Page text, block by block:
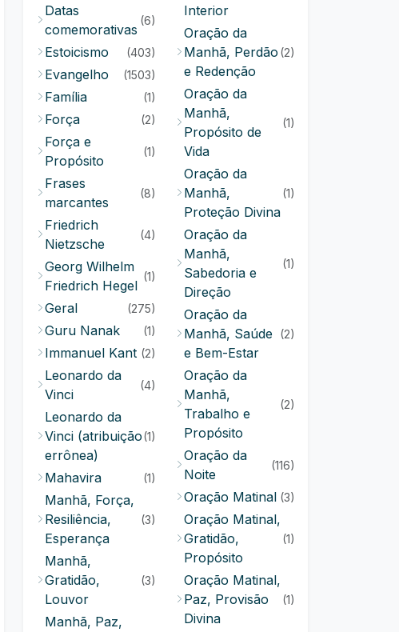
Datas
comemorativas
(6)
Estoicismo (403)
Evangelho (1503)
Família (1)
Força (2)
Força e
Propósito
(1)
Frases
marcantes
(8)
Friedrich
Nietzsche
(4)
Georg Wilhelm
Friedrich Hegel
(1)
Geral (275)
Guru Nanak (1)
Immanuel Kant (2)
Leonardo da
Vinci
(4)
Leonardo da
Vinci (atribuição
errônea)
(1)
Mahavira (1)
Manhã, Força,
Resiliência,
Esperança
(3)
Manhã,
Gratidão,
Louvor
(3)
Manhã, Paz,
Interior
Oração da
Manhã, Perdão
e Redenção
(2)
Oração da
Manhã,
Propósito de
Vida
(1)
Oração da
Manhã,
Proteção Divina
(1)
Oração da
Manhã,
Sabedoria e
Direção
(1)
Oração da
Manhã, Saúde
e Bem-Estar
(2)
Oração da
Manhã,
Trabalho e
Propósito
(2)
Oração da
Noite
(116)
Oração Matinal (3)
Oração Matinal,
Gratidão,
Propósito
(1)
Oração Matinal,
Paz, Provisão
Divina
(1)